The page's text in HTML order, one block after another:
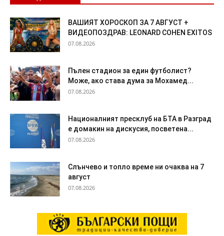
ВАШИЯТ ХОРОСКОП ЗА 7 АВГУСТ +
ВИДЕОПОЗДРАВ: LEONARD COHEN EXITOS
07.08.2026
Пълен стадион за един футболист?
Може, ако става дума за Мохамед...
07.08.2026
Националният пресклуб на БТА в Разград
е домакин на дискусия, посветена...
07.08.2026
Слънчево и топло време ни очаква на 7
август
07.08.2026